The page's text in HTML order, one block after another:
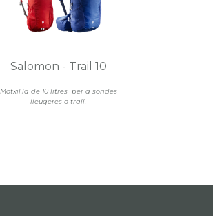
Motxil.la de 10 litres per a sorides
lleugeres o trail.
Salomon - Trail 10